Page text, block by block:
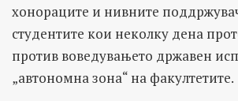
хонораците и нивните
студентите кои неколку дена
против воведувањето државен
„автономна зона“ на факултетите.